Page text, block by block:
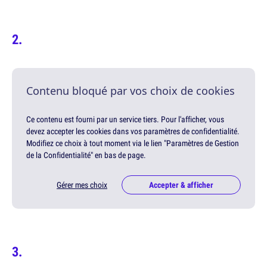
Contenu bloqué par vos choix de cookies
Ce contenu est fourni par un service tiers. Pour l'afficher, vous
devez accepter les cookies dans vos paramètres de confidentialité.
Modifiez ce choix à tout moment via le lien "Paramètres de Gestion
de la Confidentialité" en bas de page.
Gérer mes choix Accepter & afficher